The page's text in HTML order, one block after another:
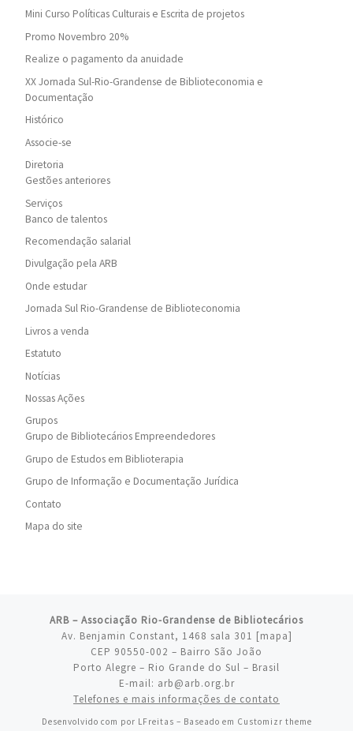
Mini Curso Políticas Culturais e Escrita de projetos
Promo Novembro 20%
Realize o pagamento da anuidade
XX Jornada Sul-Rio-Grandense de Biblioteconomia e
Documentação
Histórico
Associe-se
Diretoria
Gestões anteriores
Serviços
Banco de talentos
Recomendação salarial
Divulgação pela ARB
Onde estudar
Jornada Sul Rio-Grandense de Biblioteconomia
Livros a venda
Estatuto
Notícias
Nossas Ações
Grupos
Grupo de Bibliotecários Empreendedores
Grupo de Estudos em Biblioterapia
Grupo de Informação e Documentação Jurídica
Contato
Mapa do site
ARB – Associação Rio-Grandense de Bibliotecários
Av. Benjamin Constant, 1468 sala 301 [mapa]
CEP 90550-002 – Bairro São João
Porto Alegre – Rio Grande do Sul – Brasil
E-mail: arb@arb.org.br
Telefones e mais informações de contato
Desenvolvido com por LFreitas – Baseado em Customizr theme